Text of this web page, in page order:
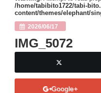
/home/tabibito1722/tabi-
content/themes/elephant/
2026/06/17
IMG_5072
Google+